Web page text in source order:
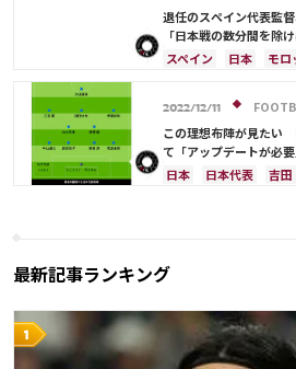
前田 大然
退任のスペイン代表監
「日本戦の数分間を除
した」
スペイン 日本 モロ
日本代表
田中 碧
2022/12/11
この理想布陣が見たい
て「アップデートが必
日本
日本代表 吉田
コスタリカ
上田 綺世
田中 碧
板倉 滉
堂安 律
伊藤 洋輝
町野 修斗
最新記事ランキング